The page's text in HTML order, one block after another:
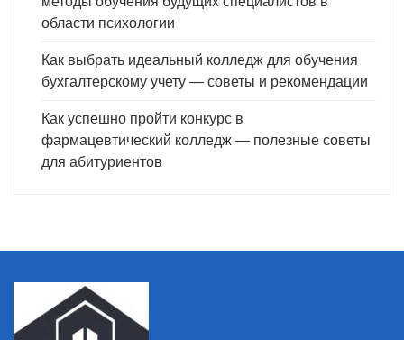
области психологии
Как выбрать идеальный колледж для обучения
бухгалтерскому учету — советы и рекомендации
Как успешно пройти конкурс в
фармацевтический колледж — полезные советы
для абитуриентов